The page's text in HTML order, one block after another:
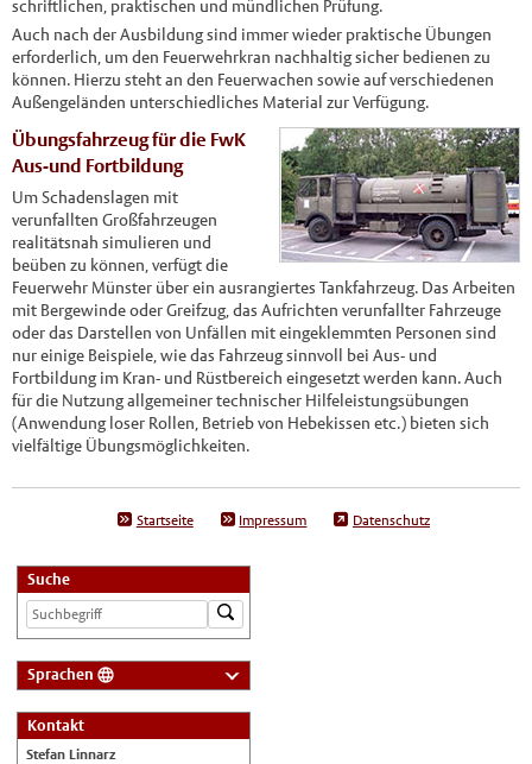
schriftlichen, praktischen und mündlichen Prüfung.
Auch nach der Ausbildung sind immer wieder praktische Übungen
erforderlich, um den Feuerwehrkran nachhaltig sicher bedienen zu
können. Hierzu steht an den Feuerwachen sowie auf verschiedenen
Außengeländen unterschiedliches Material zur Verfügung.
Übungsfahrzeug für die FwK
Aus-und Fortbildung
Um Schadenslagen mit
verunfallten Großfahrzeugen
realitätsnah simulieren und
beüben zu können, verfügt die
Feuerwehr Münster über ein ausrangiertes Tankfahrzeug. Das Arbeiten
mit Bergewinde oder Greifzug, das Aufrichten verunfallter Fahrzeuge
oder das Darstellen von Unfällen mit eingeklemmten Personen sind
nur einige Beispiele, wie das Fahrzeug sinnvoll bei Aus- und
Fortbildung im Kran- und Rüstbereich eingesetzt werden kann. Auch
für die Nutzung allgemeiner technischer Hilfeleistungsübungen
(Anwendung loser Rollen, Betrieb von Hebekissen etc.) bieten sich
vielfältige Übungsmöglichkeiten.
Startseite Impressum Datenschutz
Suche
Sprachen
Nederlands
Kontakt
Stefan Linnarz